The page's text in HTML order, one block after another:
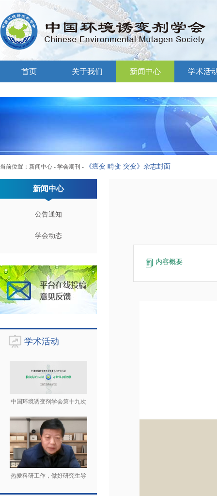
首页 关于我们 新闻中心 学术活
当前位置： 新闻中心 - 学会期刊 - 《癌变 畸变 突变》杂志封面
新闻中心
公告通知
学会动态
学术活动
中国环境诱变剂学会第十九次
热爱科研工作，做好研究生导
内容概要